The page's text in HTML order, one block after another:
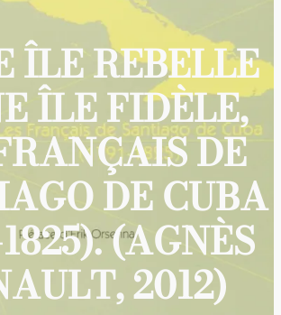
ÎLE REBELLE
ÎLE FIDÈLE,
DE
DE CUBA
(AGNÈS
2012)